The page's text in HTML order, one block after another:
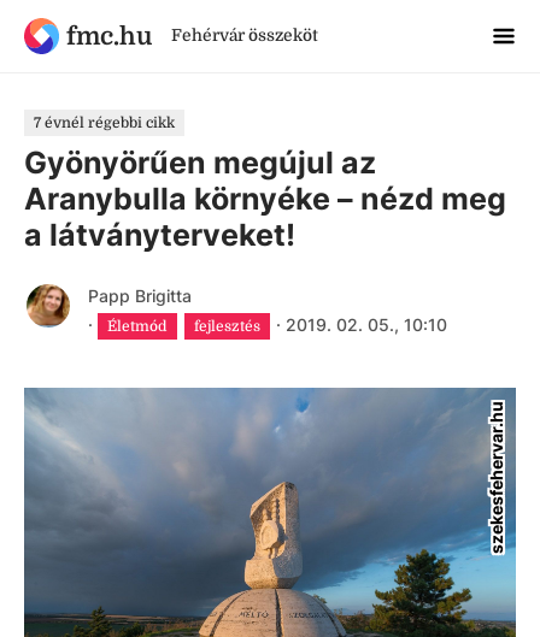
fmc.hu Fehérvár összeköt
7 évnél régebbi cikk
Gyönyörűen megújul az
Aranybulla környéke – nézd meg
a látványterveket!
Papp Brigitta
·
Életmód fejlesztés · 2019. 02. 05., 10:10
szekesfehervar.hu